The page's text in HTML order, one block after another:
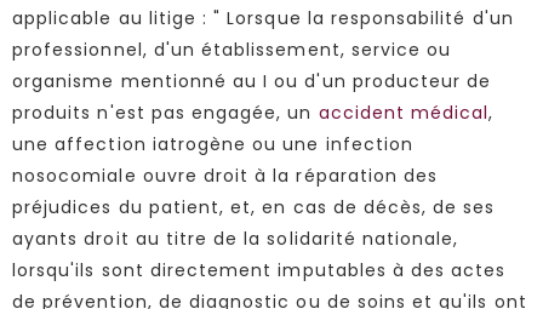
applicable au litige : " Lorsque la responsabilité d'un
professionnel, d'un établissement, service ou
organisme mentionné au I ou d'un producteur de
produits n'est pas engagée, un accident médical,
une affection iatrogène ou une infection
nosocomiale ouvre droit à la réparation des
préjudices du patient, et, en cas de décès, de ses
ayants droit au titre de la solidarité nationale,
lorsqu'ils sont directement imputables à des actes
de prévention, de diagnostic ou de soins et qu'ils ont